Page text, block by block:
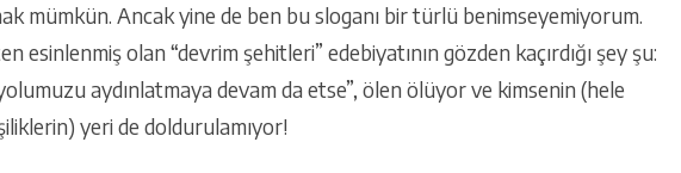
mümkün. Ancak yine de ben bu sloganı bir türlü benimseyemiyorum.
esinlenmiş olan “devrim şehitleri” edebiyatının gözden kaçırdığı şey şu:
aydınlatmaya devam da etse”, ölen ölüyor ve kimsenin (hele
yeri de doldurulamıyor!